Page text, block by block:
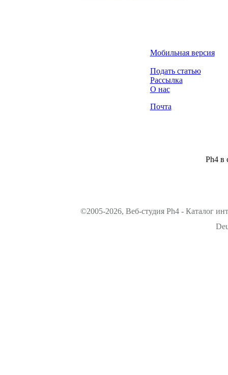
Мобильная версия
Подать статью
Рассылка
О нас
Почта
Ph4 в
©2005-2026, Веб-студия Ph4 - Каталог